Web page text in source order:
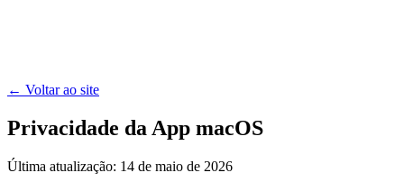
← Voltar ao site
Privacidade da App macOS
Última atualização: 14 de maio de 2026